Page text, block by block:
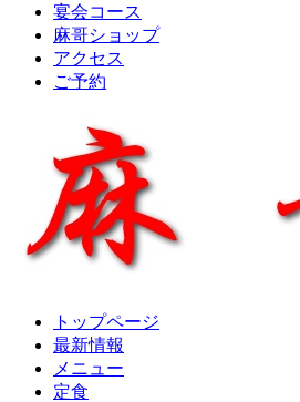
宴会コース
麻哥ショップ
アクセス
ご予約
トップページ
最新情報
メニュー
定食